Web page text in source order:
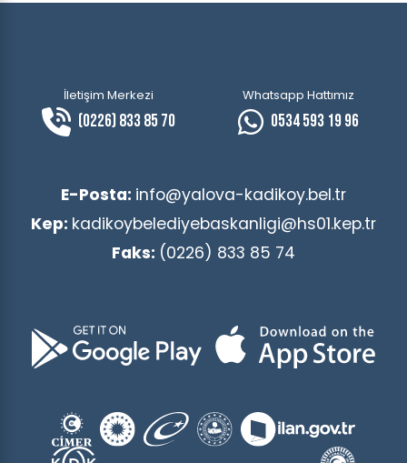
İletişim Merkezi
(0226) 833 85 70
Whatsapp Hattımız
0534 593 19 96
E-Posta: info@yalova-kadikoy.bel.tr
Kep: kadikoybelediyebaskanligi@hs01.kep.tr
Faks: (0226) 833 85 74